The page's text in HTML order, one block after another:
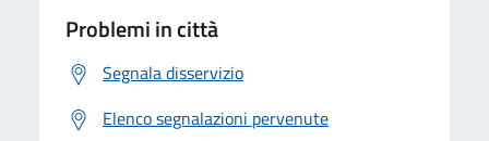
Problemi in città
Segnala disservizio
Elenco segnalazioni pervenute